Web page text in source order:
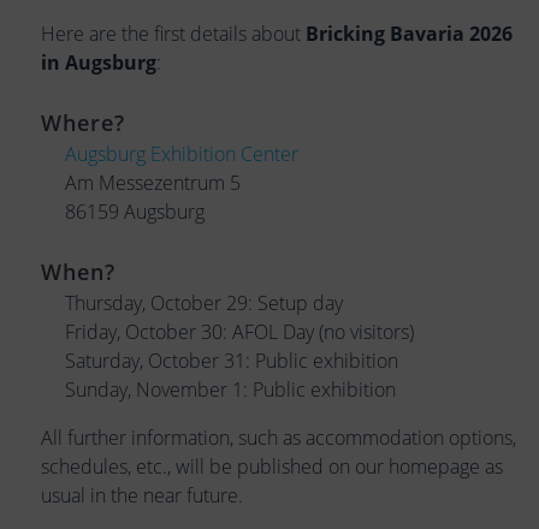
Here are the first details about Bricking Bavaria 2026
in Augsburg:
Where?
Augsburg Exhibition Center
Am Messezentrum 5
86159 Augsburg
When?
Thursday, October 29: Setup day
Friday, October 30: AFOL Day (no visitors)
Saturday, October 31: Public exhibition
Sunday, November 1: Public exhibition
All further information, such as accommodation options,
schedules, etc., will be published on our homepage as
usual in the near future.